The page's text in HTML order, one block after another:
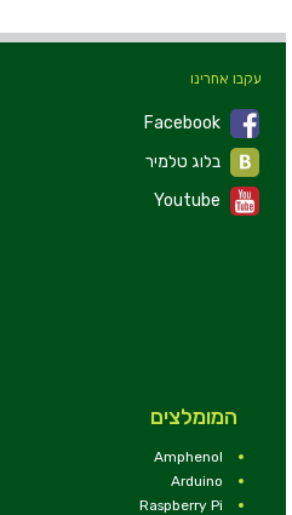
עקבו אחרינו
Facebook
Youtube
המומלצים
Amphenol
Arduino
Raspberry Pi